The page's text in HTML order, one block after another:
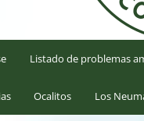
Listado de problemas
Ocalitos Los